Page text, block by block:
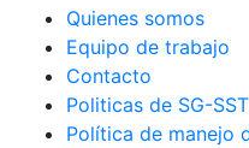
Quienes somos
Equipo de trabajo
Contacto
Politicas de SG-SST
Política de manejo